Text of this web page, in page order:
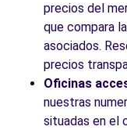
precios del
que compara
asociados.
precios
Oficinas
nuestras
situadas en el